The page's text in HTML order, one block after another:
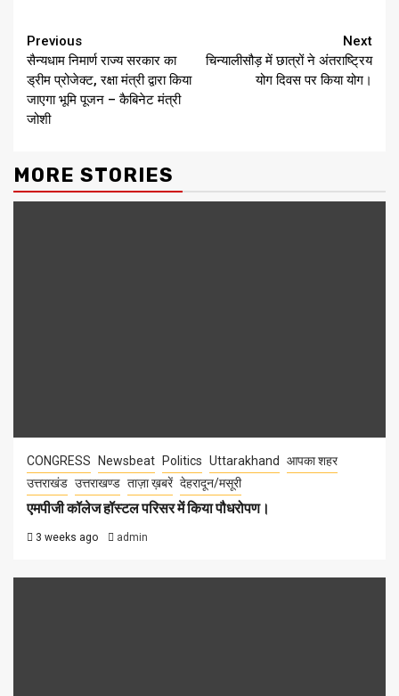
Continue
Reading
Previous
सैन्यधाम निमार्ण राज्य सरकार का
ड्रीम प्रोजेक्ट, रक्षा मंत्री द्वारा किया
जाएगा भूमि पूजन – कैबिनेट मंत्री
जोशी
Next
चिन्यालीसौड़ में छात्रों ने अंतराष्ट्रिय
योग दिवस पर किया योग।
MORE STORIES
CONGRESS Newsbeat Politics Uttarakhand
आपका शहर
उत्तराखंड उत्तराखण्ड ताज़ा ख़बरें देहरादून/मसूरी
एमपीजी कॉलेज हॉस्टल परिसर में किया पौधरोपण।
3 weeks ago admin